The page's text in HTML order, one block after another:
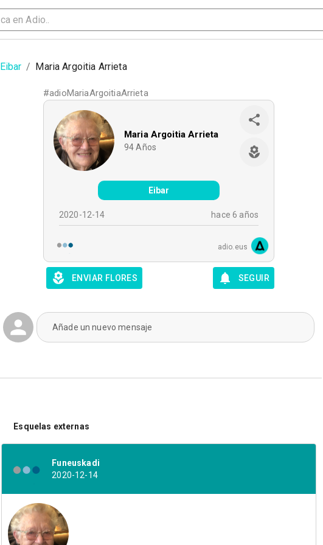
Eibar / Maria Argoitia Arrieta
#adioMariaArgoitiaArrieta
Maria Argoitia Arrieta
94 Años
Eibar
2020-12-14 hace 6 años
adio.eus
ENVIAR FLORES SEGUIR
Añade un nuevo mensaje
Esquelas externas
Funeuskadi
2020-12-14